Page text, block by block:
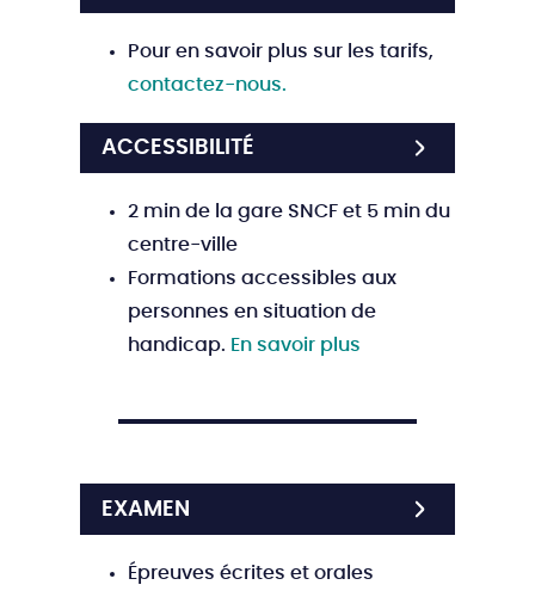
Pour en savoir plus sur les tarifs,
contactez-nous.
ACCESSIBILITÉ
2 min de la gare SNCF et 5 min du
centre-ville
Formations accessibles aux
personnes en situation de
handicap. En savoir plus
EXAMEN
Épreuves écrites et orales